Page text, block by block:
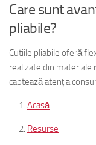
Care sunt
pliabile?
Cutiile pliabile oferă
realizate din materiale
captează atenția
Acasă
Resurse